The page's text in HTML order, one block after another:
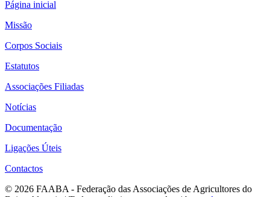
Página inicial
Missão
Corpos Sociais
Estatutos
Associações Filiadas
Notícias
Documentação
Ligações Úteis
Contactos
© 2026 FAABA - Federação das Associações de Agricultores do